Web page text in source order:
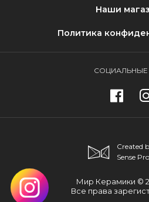
Наши
Политика
СОЦИАЛЬНЫЕ
Мир Керамики ©
Все права
Created
Sense